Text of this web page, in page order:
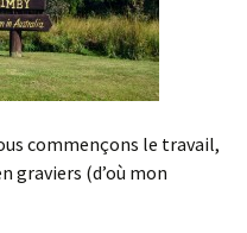
commençons le travail,
graviers (d’où mon